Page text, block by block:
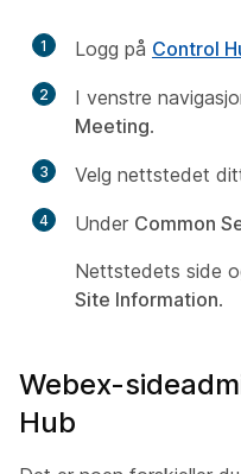
1 Logg på Control
2 I venstre
Meeting.
3 Velg nettstedet
4 Under Common
Nettstedets side
Site Information.
Webex-
Hub